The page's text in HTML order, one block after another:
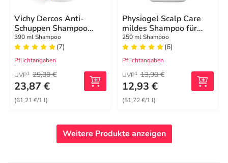
Vichy Dercos Anti-
Schuppen Shampoo
trockene Kopfhaut
390 ml Shampoo
(7)
Pflichtangaben
UVP1 29,00 €
23,87 €
(61,21 €/1 l)
Physiogel Scalp Care
mildes Shampoo für
empfindliche Kopfhaut
250 ml Shampoo
(6)
Pflichtangaben
UVP1 13,90 €
12,93 €
(51,72 €/1 l)
Weitere Produkte anzeigen